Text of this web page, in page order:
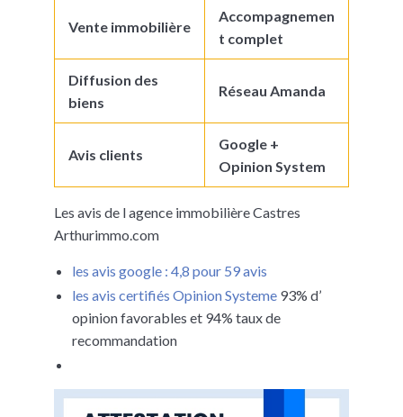
Vente immobilière
Accompagnemen
t complet
Diffusion des
biens
Réseau Amanda
Avis clients
Google +
Opinion System
Les avis de l agence immobilière Castres
Arthurimmo.com
les avis google : 4,8 pour 59 avis
les avis certifiés Opinion Systeme 93% d’
opinion favorables et 94% taux de
recommandation